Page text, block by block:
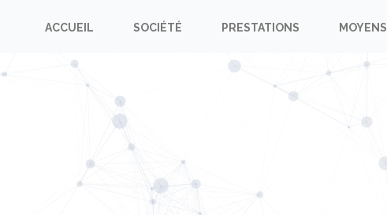
ACCUEIL SOCIÉTÉ PRESTATIONS MOYENS